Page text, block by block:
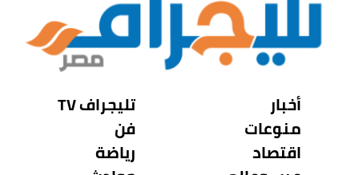
أخبار
منوعات
اقتصاد
تليجراف TV
فن
رياضة